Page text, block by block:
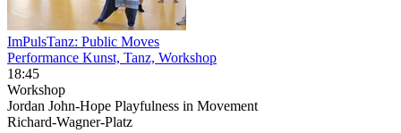
ImPulsTanz: Public Moves
Performance Kunst, Tanz, Workshop
18:45
Workshop
Jordan John-Hope Playfulness in Movement
Richard-Wagner-Platz